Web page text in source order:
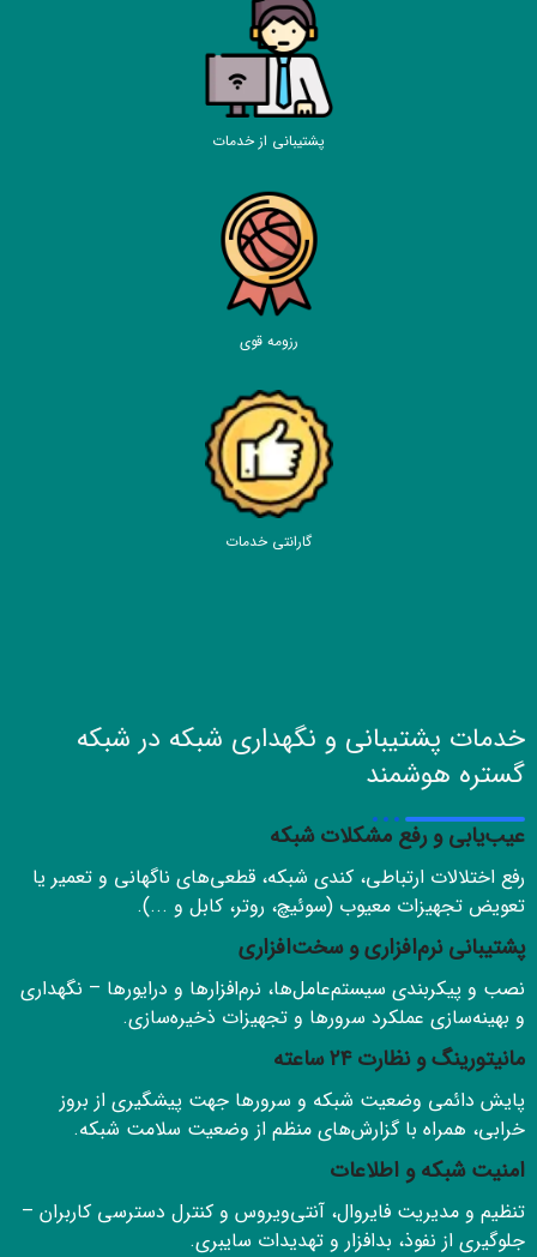
پشتیبانی از خدمات
رزومه قوی
گارانتی خدمات
خدمات پشتیبانی و نگهداری شبکه در شبکه
گستره هوشمند
عیب‌یابی و رفع مشکلات شبکه
رفع اختلالات ارتباطی، کندی شبکه، قطعی‌های ناگهانی و تعمیر یا
تعویض تجهیزات معیوب (سوئیچ، روتر، کابل و ...).
پشتیبانی نرم‌افزاری و سخت‌افزاری
نصب و پیکربندی سیستم‌عامل‌ها، نرم‌افزارها و درایورها – نگهداری
و بهینه‌سازی عملکرد سرورها و تجهیزات ذخیره‌سازی.
مانیتورینگ و نظارت ۲۴ ساعته
پایش دائمی وضعیت شبکه و سرورها جهت پیشگیری از بروز
خرابی، همراه با گزارش‌های منظم از وضعیت سلامت شبکه.
امنیت شبکه و اطلاعات
تنظیم و مدیریت فایروال، آنتی‌ویروس و کنترل دسترسی کاربران –
جلوگیری از نفوذ، بدافزار و تهدیدات سایبری.